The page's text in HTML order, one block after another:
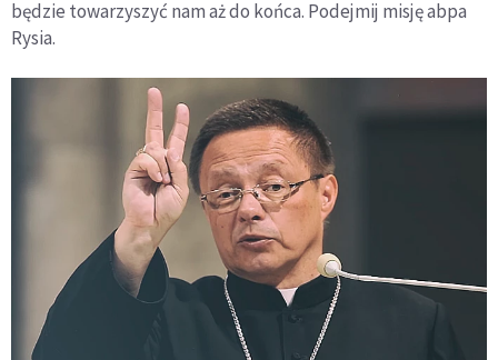
będzie towarzyszyć nam aż do końca. Podejmij misję abpa
Rysia.